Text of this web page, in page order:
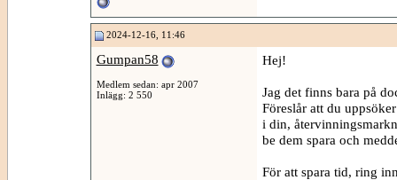
2024-12-16, 11:46
Gumpan58
Medlem sedan: apr 2007
Inlägg: 2 550
Hej!
Jag det finns bara på
Föreslår att du
i din,
be dem spara och
För att spara tid, ring